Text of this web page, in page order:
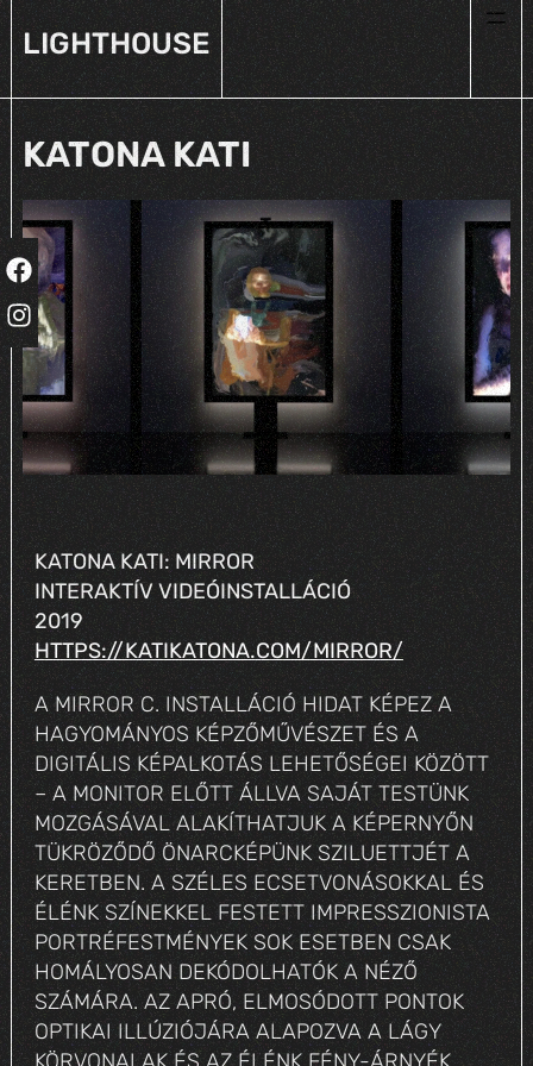
LIGHTHOUSE
KATONA KATI
KATONA KATI: MIRROR
INTERAKTÍV VIDEÓINSTALLÁCIÓ
2019
HTTPS://KATIKATONA.COM/MIRROR/
A MIRROR C. INSTALLÁCIÓ HIDAT KÉPEZ A
HAGYOMÁNYOS KÉPZŐMŰVÉSZET ÉS A
DIGITÁLIS KÉPALKOTÁS LEHETŐSÉGEI KÖZÖTT
– A MONITOR ELŐTT ÁLLVA SAJÁT TESTÜNK
MOZGÁSÁVAL ALAKÍTHATJUK A KÉPERNYŐN
TÜKRÖZŐDŐ ÖNARCKÉPÜNK SZILUETTJÉT A
KERETBEN. A SZÉLES ECSETVONÁSOKKAL ÉS
ÉLÉNK SZÍNEKKEL FESTETT IMPRESSZIONISTA
PORTRÉFESTMÉNYEK SOK ESETBEN CSAK
HOMÁLYOSAN DEKÓDOLHATÓK A NÉZŐ
SZÁMÁRA. AZ APRÓ, ELMOSÓDOTT PONTOK
OPTIKAI ILLÚZIÓJÁRA ALAPOZVA A LÁGY